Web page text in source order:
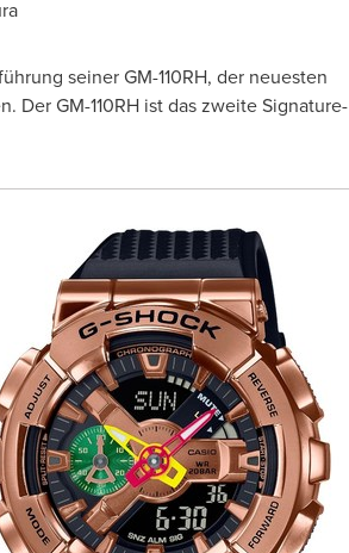
seiner GM-110RH, der neuesten
Der GM-110RH ist das zweite Signature-